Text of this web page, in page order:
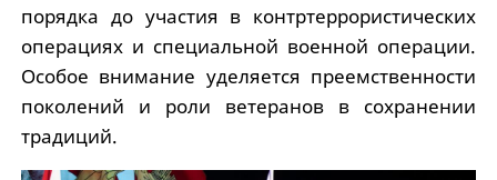
порядка до участия в контртеррористических
операциях и специальной военной операции.
Особое внимание уделяется преемственности
поколений и роли ветеранов в сохранении
традиций.